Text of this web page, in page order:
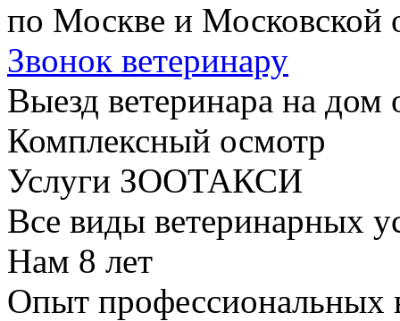
по Москве и Московской
Звонок ветеринару
Выезд ветеринара на дом
Комплексный осмотр
Услуги ЗООТАКСИ
Все виды ветеринарных
Нам 8 лет
Опыт профессиональных